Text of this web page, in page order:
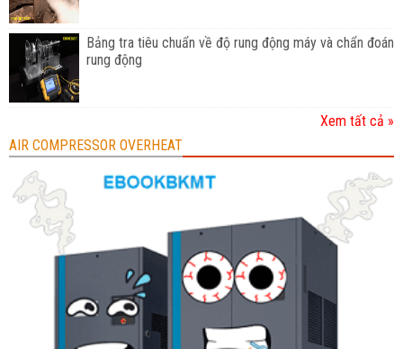
Bảng tra tiêu chuẩn về độ rung động máy và chẩn đoán
rung động
Xem tất cả »
AIR COMPRESSOR OVERHEAT